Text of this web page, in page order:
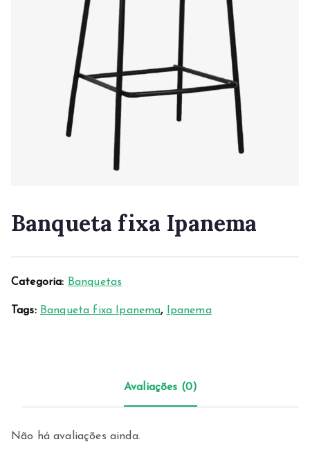
Banqueta fixa Ipanema
Categoria: Banquetas
Tags: Banqueta fixa Ipanema, Ipanema
Avaliações (0)
Não há avaliações ainda.